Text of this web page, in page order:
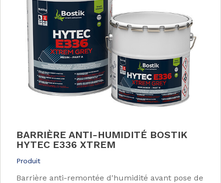
BARRIÈRE ANTI-HUMIDITÉ BOSTIK
HYTEC E336 XTREM
Produit
Barrière anti-remontée d'humidité avant pose de